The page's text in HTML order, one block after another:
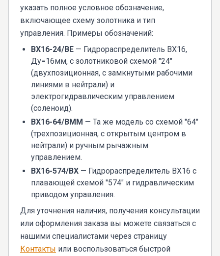
указать полное условное обозначение,
включающее схему золотника и тип
управления. Примеры обозначений:
ВХ16-24/ВЕ — Гидрораспределитель ВХ16,
Ду=16мм, с золотниковой схемой "24"
(двухпозиционная, с замкнутыми рабочими
линиями в нейтрали) и
электрогидравлическим управлением
(соленоид).
ВХ16-64/ВММ — Та же модель со схемой "64"
(трехпозиционная, с открытым центром в
нейтрали) и ручным рычажным
управлением.
ВХ16-574/ВХ — Гидрораспределитель ВХ16 с
плавающей схемой "574" и гидравлическим
приводом управления.
Для уточнения наличия, получения консультации
или оформления заказа вы можете связаться с
нашими специалистами через страницу
Контакты или воспользоваться быстрой